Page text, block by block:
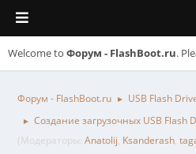
Welcome to Форум - FlashBoot.ru.
Форум - FlashBoot.ru ► USB Flash
►
Создание загрузочных USB Flash
(Модераторы: Anatolij, Ksanderash,